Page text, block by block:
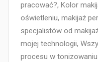
pracować?, Kolor
oświetleniu, makijaż
specjalistów od
mojej technologii,
procesu w